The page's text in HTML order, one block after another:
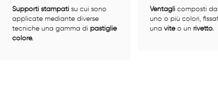
Supporti stampati su cui sono
applicate mediante diverse
tecniche una gamma di pastiglie
colore.
Ventagli composti
uno o più colori,
una viteo un rivetto.